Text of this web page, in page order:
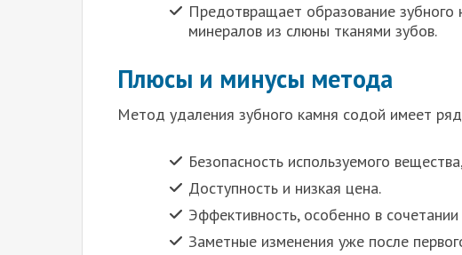
Предотвращает образование зубного
минералов из слюны тканями зубов.
Плюсы и минусы метода
Метод удаления зубного камня содой имеет
Безопасность используемого
Доступность и низкая цена.
Эффективность, особенно в
Заметные изменения уже после